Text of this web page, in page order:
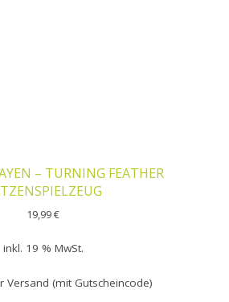
– TURNING FEATHER
19,99€
inkl. 19 % MwSt.
Versand (mit Gutscheincode)